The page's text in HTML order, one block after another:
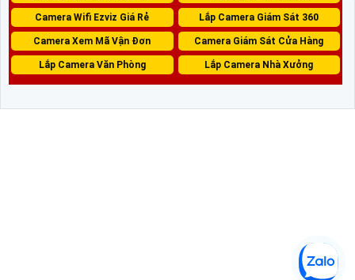
Camera Wifi Ezviz Giá Rẻ Lắp Camera Giám Sát 360
Camera Xem Mã Vận Đơn Camera Giám Sát Cửa Hàng
Lắp Camera Văn Phòng Lắp Camera Nhà Xưởng